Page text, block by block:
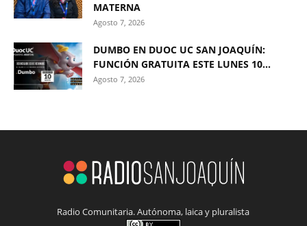
MATERNA
Agosto 7, 2026
DUMBO EN DUOC UC SAN JOAQUÍN:
FUNCIÓN GRATUITA ESTE LUNES 10...
Agosto 7, 2026
Radio Comunitaria. Autónoma, laica y pluralista